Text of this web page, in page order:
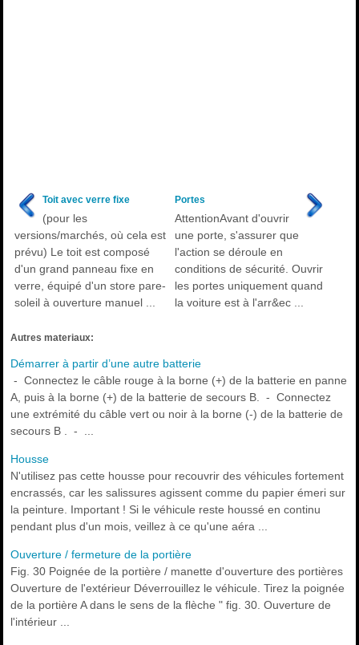
Toit avec verre fixe
(pour les
versions/marchés, où cela est
prévu) Le toit est composé
d'un grand panneau fixe en
verre, équipé d'un store pare-
soleil à ouverture manuel ...
Portes
AttentionAvant d'ouvrir
une porte, s'assurer que
l'action se déroule en
conditions de sécurité. Ouvrir
les portes uniquement quand
la voiture est à l'arr&ec ...
Autres materiaux:
Démarrer à partir d’une autre batterie
- Connectez le câble rouge à la borne (+) de la batterie en panne
A, puis à la borne (+) de la batterie de secours B. - Connectez
une extrémité du câble vert ou noir à la borne (-) de la batterie de
secours B . - ...
Housse
N'utilisez pas cette housse pour recouvrir des véhicules fortement
encrassés, car les salissures agissent comme du papier émeri sur
la peinture. Important ! Si le véhicule reste houssé en continu
pendant plus d'un mois, veillez à ce qu'une aéra ...
Ouverture / fermeture de la portière
Fig. 30 Poignée de la portière / manette d'ouverture des portières
Ouverture de l'extérieur Déverrouillez le véhicule. Tirez la poignée
de la portière A dans le sens de la flèche " fig. 30. Ouverture de
l'intérieur ...